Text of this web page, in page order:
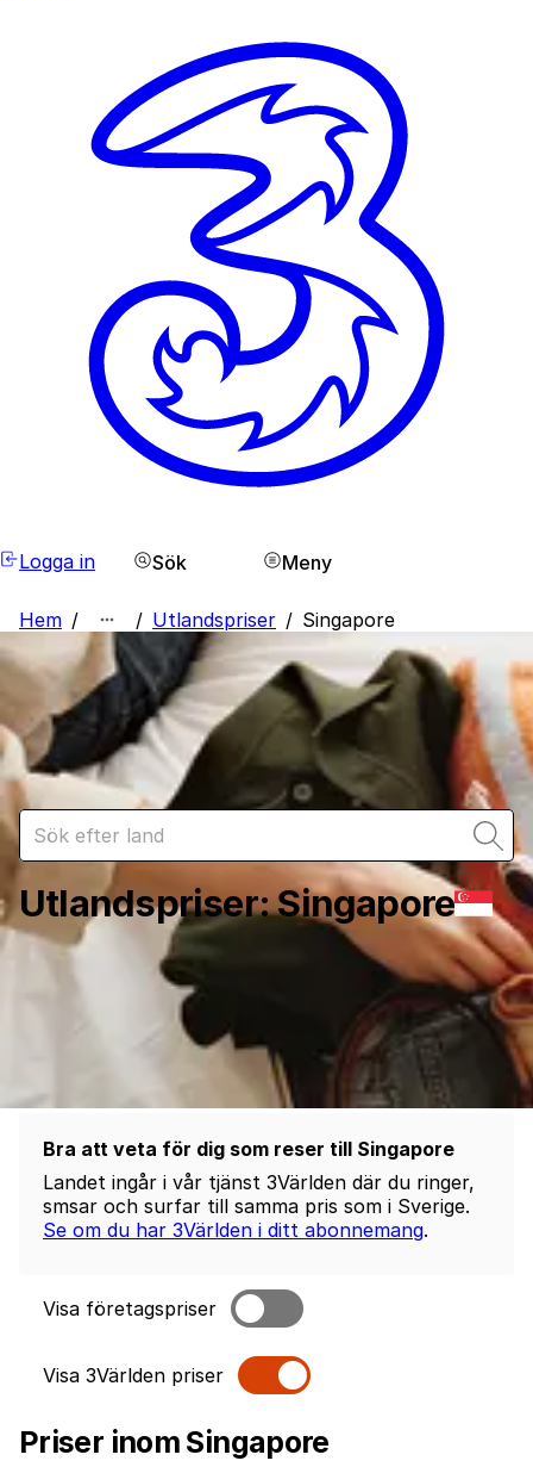
Logga in Sök Meny
Hem / / Utlandspriser / Singapore
Utlandspriser:Singapore
Bra att veta för dig som reser till Singapore
Landet ingår i vår tjänst 3Världen där du ringer,
smsar och surfar till samma pris som i Sverige.
Se om du har 3Världen i ditt abonnemang.
Visa företagspriser
Visa 3Världen priser
Priser inom Singapore